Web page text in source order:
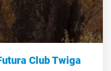
Club Twiga